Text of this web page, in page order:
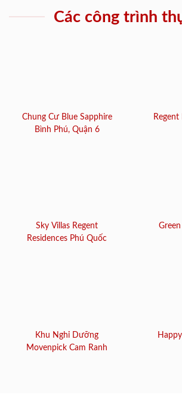
Các công trình
Chung Cư Blue Sapphire
Bình Phú, Quận 6
Sky Villas Regent
Residences Phú Quốc
Khu Nghỉ Dưỡng
Movenpick Cam Ranh